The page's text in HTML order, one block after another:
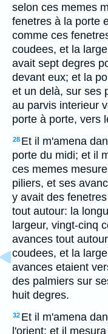
selon ces memes
fenetres à la porte
comme ces
coudees, et la
avait sept degres
devant eux; et la
et un delà, sur ses
au parvis interieur
porte à porte, vers
28 Et il m'amena
porte du midi; et il
ces memes
piliers, et ses
y avait des
tout autour: la
largeur, vingt-cinq
avances tout
coudees, et la
avances etaient
des palmiers sur
huit degres.
32 Et il m'amena
l'orient; et il